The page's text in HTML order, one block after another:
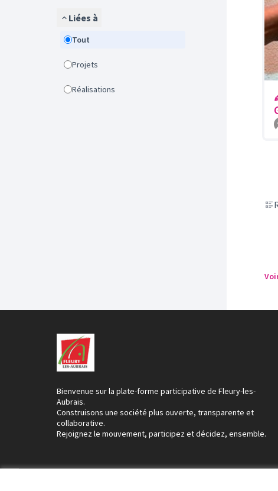
Liées à
Tout
Projets
Réalisations
Bienvenue sur la plate-forme participative de Fleury-les-
Aubrais.
Construisons une société plus ouverte, transparente et
collaborative.
Rejoignez le mouvement, participez et décidez, ensemble.